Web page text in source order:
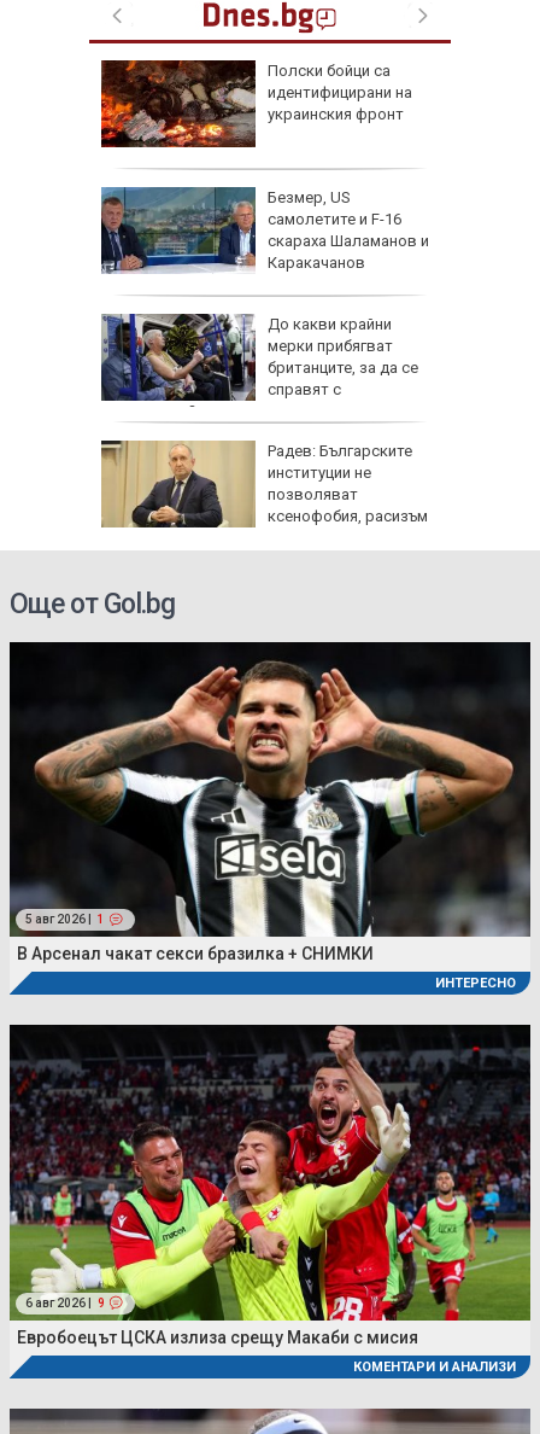
Полски бойци са
идентифицирани на
украинския фронт
Безмер, US
самолетите и F-16
скараха Шаламанов и
Каракачанов
До какви крайни
мерки прибягват
британците, за да се
справят с
горещините?
Радев: Българските
институции не
позволяват
ксенофобия, расизъм
Още от Gol.bg
5 авг 2026 | 1
В Арсенал чакат секси бразилка + СНИМКИ
ИНТЕРЕСНО
6 авг 2026 | 9
Евробоецът ЦСКА излиза срещу Макаби с мисия
КОМЕНТАРИ И АНАЛИЗИ